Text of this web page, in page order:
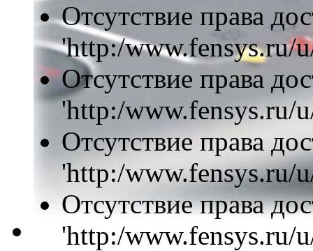
Отсутствие права
'http:/www.fensys.ru/
Отсутствие права
'http:/www.fensys.ru/
Отсутствие права
'http:/www.fensys.ru/
Отсутствие права
'http:/www.fensys.ru/